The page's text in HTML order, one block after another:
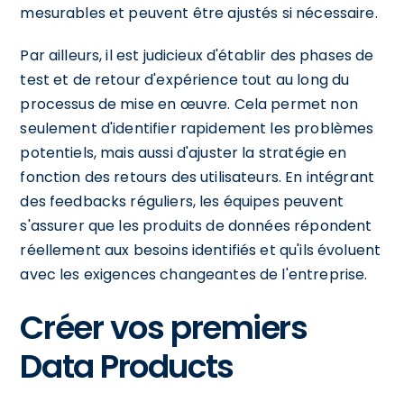
mesurables et peuvent être ajustés si nécessaire.
Par ailleurs, il est judicieux d'établir des phases de
test et de retour d'expérience tout au long du
processus de mise en œuvre. Cela permet non
seulement d'identifier rapidement les problèmes
potentiels, mais aussi d'ajuster la stratégie en
fonction des retours des utilisateurs. En intégrant
des feedbacks réguliers, les équipes peuvent
s'assurer que les produits de données répondent
réellement aux besoins identifiés et qu'ils évoluent
avec les exigences changeantes de l'entreprise.
Créer vos premiers
Data Products